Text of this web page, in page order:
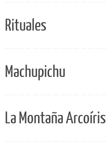
Rituales
Machupichu
La Montaña Arcoíris